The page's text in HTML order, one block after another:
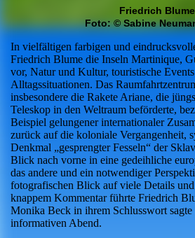
Friedrich Blume
Foto: © Sabine
In vielfältigen farbigen und
Friedrich Blume die Inseln Martinique,
vor, Natur und Kultur, touristische
Alltagssituationen. Das
insbesondere die Rakete Ariane, die
Teleskop in den Weltraum beförderte,
Beispiel gelungener internationaler
zurück auf die koloniale Vergangenheit,
Denkmal „gesprengter Fesseln“ der
Blick nach vorne in eine gedeihliche
das andere und ein notwendiger
fotografischen Blick auf viele Details
knappem Kommentar führte Friedrich
Monika Beck in ihrem Schlusswort
informativen Abend.